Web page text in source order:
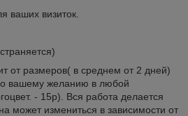
ваших визиток.
от размеров( в среднем от 2 дней)
вашему желанию в любой
- 15р). Вся работа делается
может измениться в зависимости от